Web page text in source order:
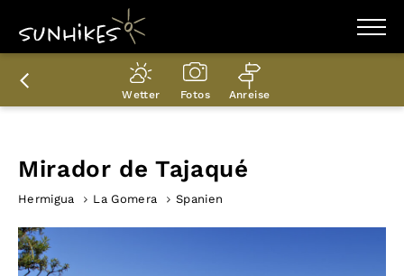
WANDERZIELE
WANDERUNGEN
ENTDECKEN
PLANER
Wetter Fotos Anreise
Mirador de Tajaqué
Hermigua La Gomera Spanien